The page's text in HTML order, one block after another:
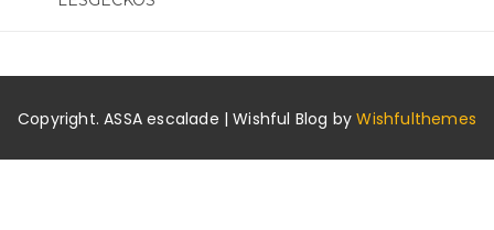
Copyright. ASSA escalade | Wishful Blog byWishfulthemes